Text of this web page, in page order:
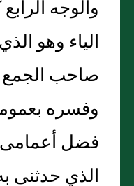
والوجه
الياء وهو
صاحب
وفسره
فضل أعمامى
الذي حدثنى